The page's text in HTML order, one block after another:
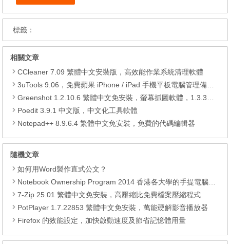
標籤：
相關文章
CCleaner 7.09 繁體中文安裝版，高效能作業系統清理軟體
3uTools 9.06，免費蘋果 iPhone / iPad 手機平板電腦管理備份還原軟體
Greenshot 1.2.10.6 繁體中文免安裝，螢幕抓圖軟體，1.3.315 安裝版
Poedit 3.9.1 中文版，中文化工具軟體
Notepad++ 8.9.6.4 繁體中文免安裝，免費的代碼編輯器
隨機文章
如何用Word製作直式公文？
Notebook Ownership Program 2014 香港各大學的手提電腦優惠 (更新於09月11日)
7-Zip 25.01 繁體中文免安裝，高壓縮比免費檔案壓縮程式
PotPlayer 1.7.22853 繁體中文免安裝，萬能硬解影音播放器
Firefox 的效能設定，加快啟動速度及節省記憶體用量